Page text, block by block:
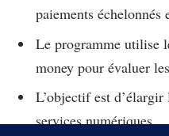
paiements échelonnés
Le programme utilise
money pour évaluer
L’objectif est
services numériques.